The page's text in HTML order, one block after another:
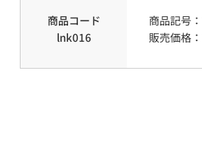
商品コード
lnk016
商品記号：
販売価格：